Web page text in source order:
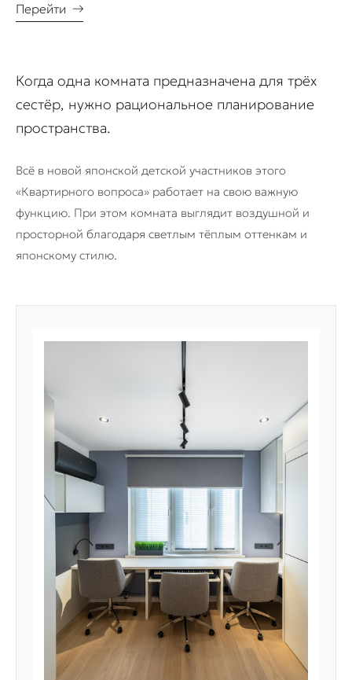
Перейти →
Когда одна комната предназначена для трёх
сестёр, нужно рациональное планирование
пространства.
Всё в новой японской детской участников этого
«Квартирного вопроса» работает на свою важную
функцию. При этом комната выглядит воздушной и
просторной благодаря светлым тёплым оттенкам и
японскому стилю.